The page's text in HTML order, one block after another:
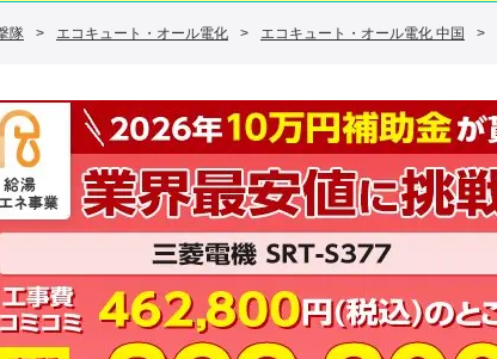
隊 > エコキュート・オール電化 > エコキュート・オール電化 中国 >